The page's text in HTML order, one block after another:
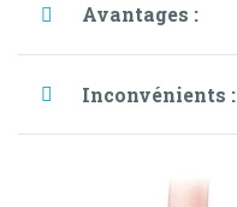
Avantages :
Inconvénients :